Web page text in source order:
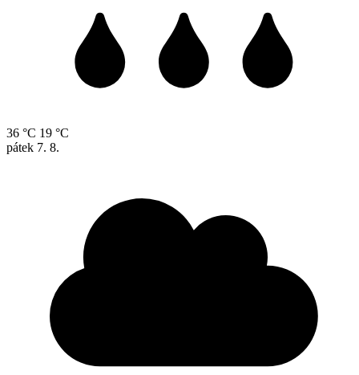
36 °C 19 °C
pátek 7. 8.